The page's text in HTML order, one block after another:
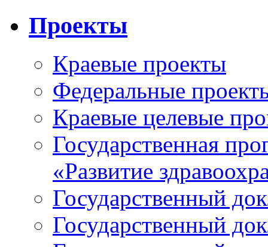
Проекты
Краевые проекты
Федеральные
Краевые целевые
Государственная
«Развитие
Государственный
Государственный